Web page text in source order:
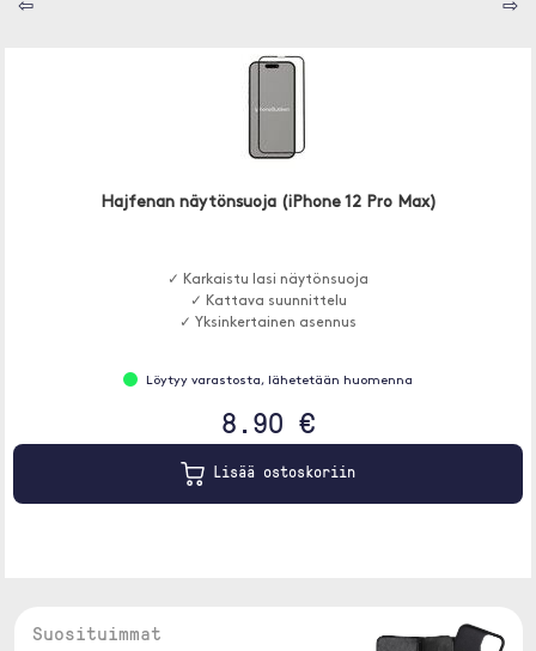
⇦ ⇨
Hajfenan näytönsuoja (iPhone 12 Pro Max)
✓ Karkaistu lasi näytönsuoja
✓ Kattava suunnittelu
✓ Yksinkertainen asennus
Löytyy varastosta, lähetetään huomenna
8.90 €
Lisää ostoskoriin
Suosituimmat